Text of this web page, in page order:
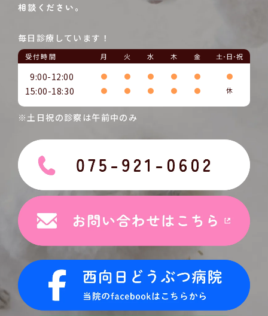
相談ください。
毎日診療しています！
受付時間 月 火 水 木 金 土･日･祝
9:00-12:00 ● ● ● ● ● ●
15:00-18:30 ● ● ● ● ● 休
※土日祝の診察は午前中のみ